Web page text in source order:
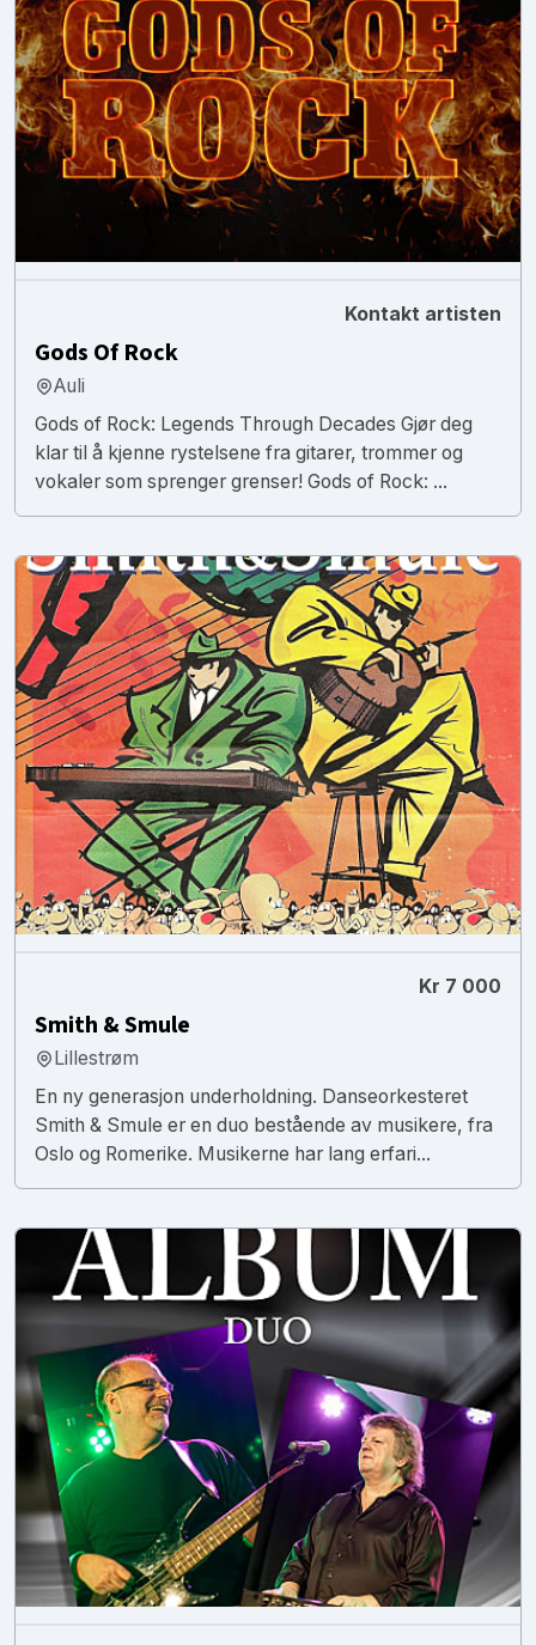
Kontakt artisten
Gods Of Rock
Auli
Gods of Rock: Legends Through Decades Gjør deg
klar til å kjenne rystelsene fra gitarer, trommer og
vokaler som sprenger grenser! Gods of Rock: ...
Kr 7 000
Smith & Smule
Lillestrøm
En ny generasjon underholdning. Danseorkesteret
Smith & Smule er en duo bestående av musikere, fra
Oslo og Romerike. Musikerne har lang erfari...